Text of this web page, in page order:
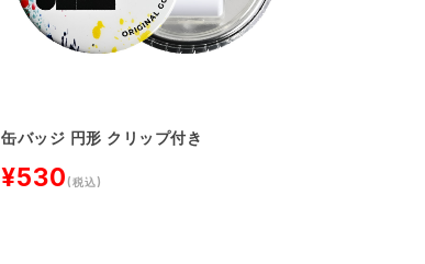
缶バッジ 円形 クリップ付き
¥530(税込)